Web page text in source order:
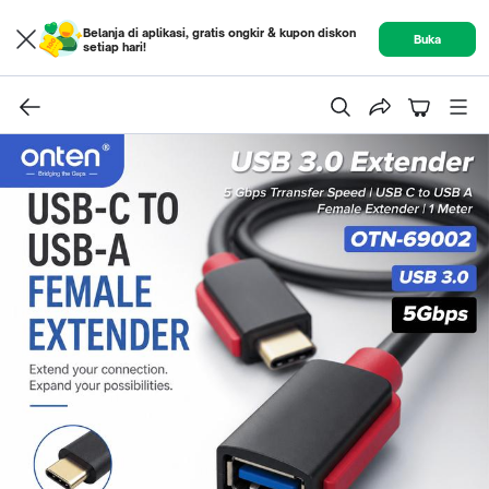
Belanja di aplikasi, gratis ongkir & kupon diskon
setiap hari!
Buka